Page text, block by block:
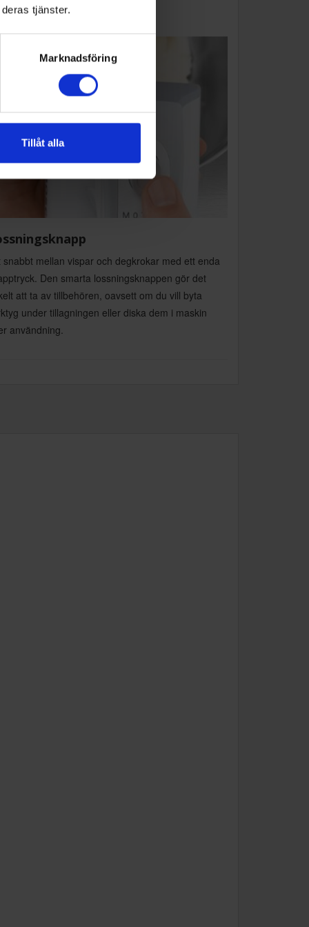
tjänster.
Marknadsföring
Tillåt alla
snabbt mellan vispar och degkrokar med ett enda
Den smarta lossningsknappen gör det
att ta av tillbehören, oavsett om du vill byta
under tillagningen eller diska dem i maskin
användning.